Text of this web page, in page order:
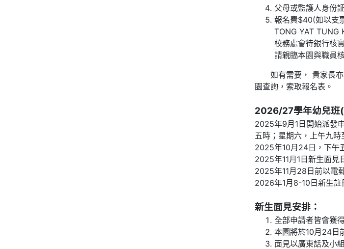
父母或監護人身份
報名費$40(如以支
TONG YAT TUNG
校務處會待銀行核
請親臨本園與職員
如有需要， 貴家長亦
園查詢，索取報名表。
2026/27學年幼兒班
2025年9月1日開始派發
五時；星期六，上午九時
2025年10月24日，下午
2025年11月1日新生面見
2025年11月28日前以電
2026年1月8-10日新生註
新生面見安排：
全部申請者皆會獲
本園將於10月24日
面見以廣東話及小